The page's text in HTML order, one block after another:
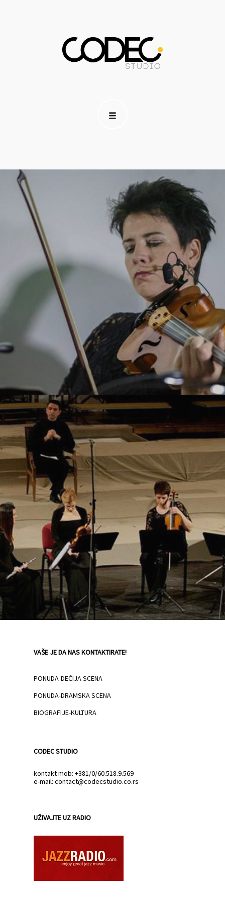
VAŠE JE DA NAS KONTAKTIRATE!
PONUDA-DEČIJA SCENA
PONUDA-DRAMSKA SCENA
BIOGRAFIJE-KULTURA
CODEC STUDIO
kontakt mob: +381/0/60.518.9.569
e-mail: contact@codecstudio.co.rs
UŽIVAJTE UZ RADIO